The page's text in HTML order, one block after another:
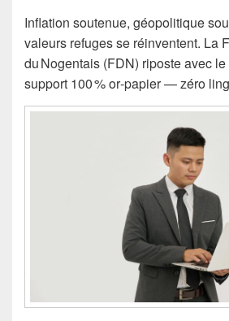
Inflation soutenue, géopolitique
valeurs refuges se réinventent. La
du Nogentais (FDN) riposte avec
support 100 % or‑papier — zéro